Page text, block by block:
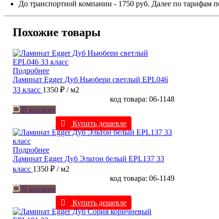
До транспортной компании - 1750 руб. Далее по тарифам
Похожие товары
Подробнее
Ламинат Egger Дуб Ньюбери светлый EPL046
33 класс 1350 ₽ / м2
код товара: 06-1148
В корзину
Купить дешевле
Подробнее
Ламинат Egger Дуб Эльтон белый EPL137 33
класс 1350 ₽ / м2
код товара: 06-1149
В корзину
Купить дешевле